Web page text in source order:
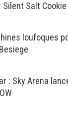
Salt Cookie
loufoques
: Sky Arena